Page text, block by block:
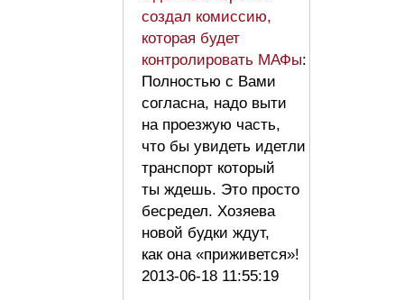
создал комиссию,
которая будет
контролировать МАФы:
Полностью с Вами
согласна, надо выти
на проезжую часть,
что бы увидеть идетли
транспорт который
ты ждешь. Это просто
бесредел. Хозяева
новой будки ждут,
как она «приживется»!
2013-06-18 11:55:19